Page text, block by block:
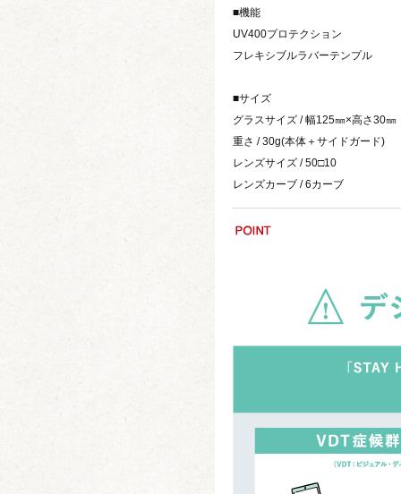
■機能
UV400プロテクション
フレキシブルラバーテンプル
■サイズ
グラスサイズ / 幅125㎜×高さ30㎜
重さ / 30g(本体＋サイドガード)
レンズサイズ / 50□10
レンズカーブ / 6カーブ